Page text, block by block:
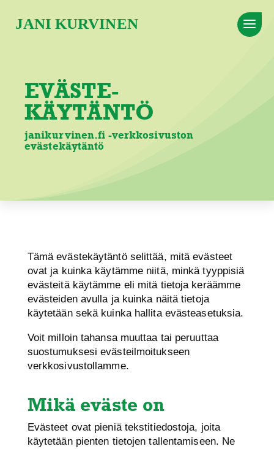
EVÄSTE­
KÄYTÄNTÖ
janikurvinen.fi -verkkosivuston
evästekäytäntö
Tämä evästekäytäntö selittää, mitä evästeet
ovat ja kuinka käytämme niitä, minkä tyyppisiä
evästeitä käytämme eli mitä tietoja keräämme
evästeiden avulla ja kuinka näitä tietoja
käytetään sekä kuinka hallita evästeasetuksia.
Voit milloin tahansa muuttaa tai peruuttaa
suostumuksesi evästeilmoitukseen
verkkosivustollamme.
Mikä eväste on
Evästeet ovat pieniä tekstitiedostoja, joita
käytetään pienten tietojen tallentamiseen. Ne